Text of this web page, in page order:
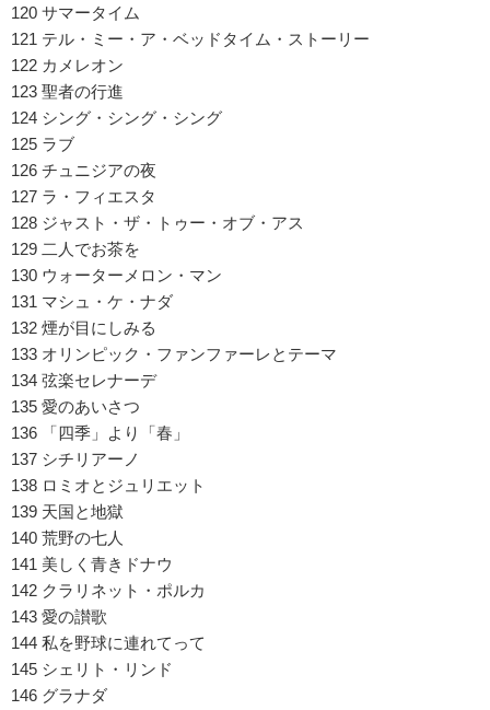
120 サマータイム
121 テル・ミー・ア・ベッドタイム・ストーリー
122 カメレオン
123 聖者の行進
124 シング・シング・シング
125 ラブ
126 チュニジアの夜
127 ラ・フィエスタ
128 ジャスト・ザ・トゥー・オブ・アス
129 二人でお茶を
130 ウォーターメロン・マン
131 マシュ・ケ・ナダ
132 煙が目にしみる
133 オリンピック・ファンファーレとテーマ
134 弦楽セレナーデ
135 愛のあいさつ
136 「四季」より「春」
137 シチリアーノ
138 ロミオとジュリエット
139 天国と地獄
140 荒野の七人
141 美しく青きドナウ
142 クラリネット・ポルカ
143 愛の讃歌
144 私を野球に連れてって
145 シェリト・リンド
146 グラナダ